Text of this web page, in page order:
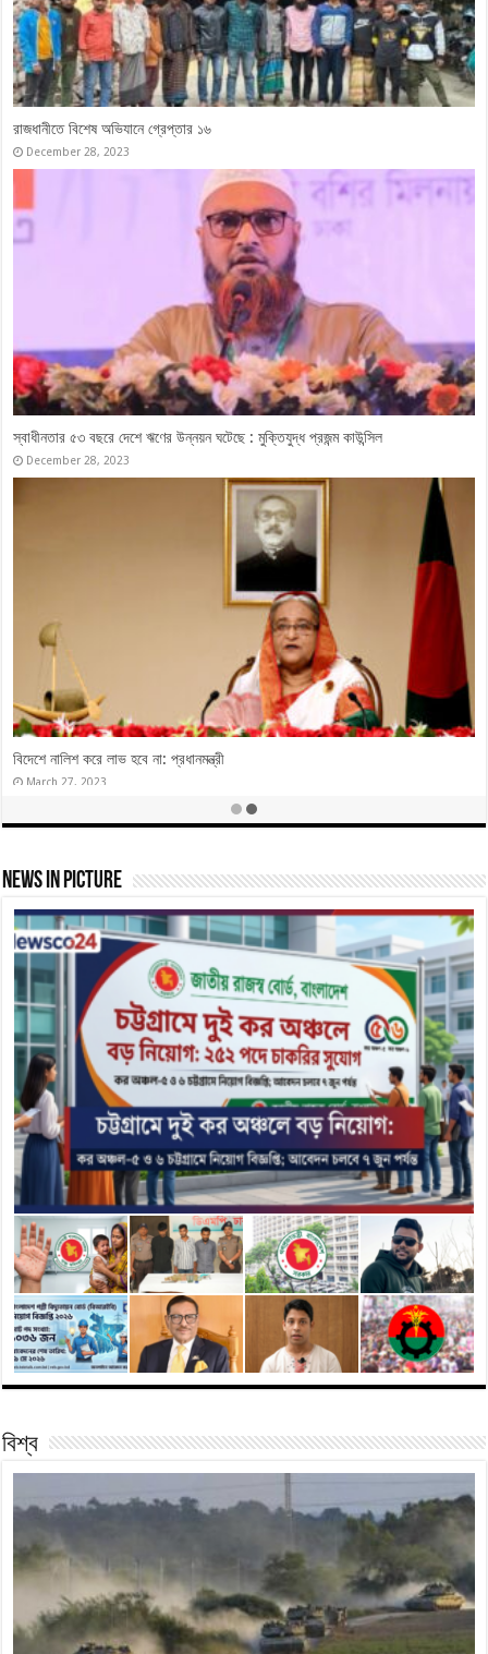
রাজধানীতে বিশেষ অভিযানে গ্রেপ্তার ১৬
December 28, 2023
স্বাধীনতার ৫৩ বছরে দেশে ঋণের উন্নয়ন ঘটেছে : মুক্তিযুদ্ধ প্রজন্ম কাউন্সিল
December 28, 2023
বিদেশে নালিশ করে লাভ হবে না: প্রধানমন্ত্রী
March 27, 2023
News In Picture
বিশ্ব